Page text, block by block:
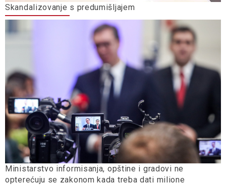
Skandalizovanje s predumišljajem
Ministarstvo informisanja, opštine i gradovi ne
opterećuju se zakonom kada treba dati milione